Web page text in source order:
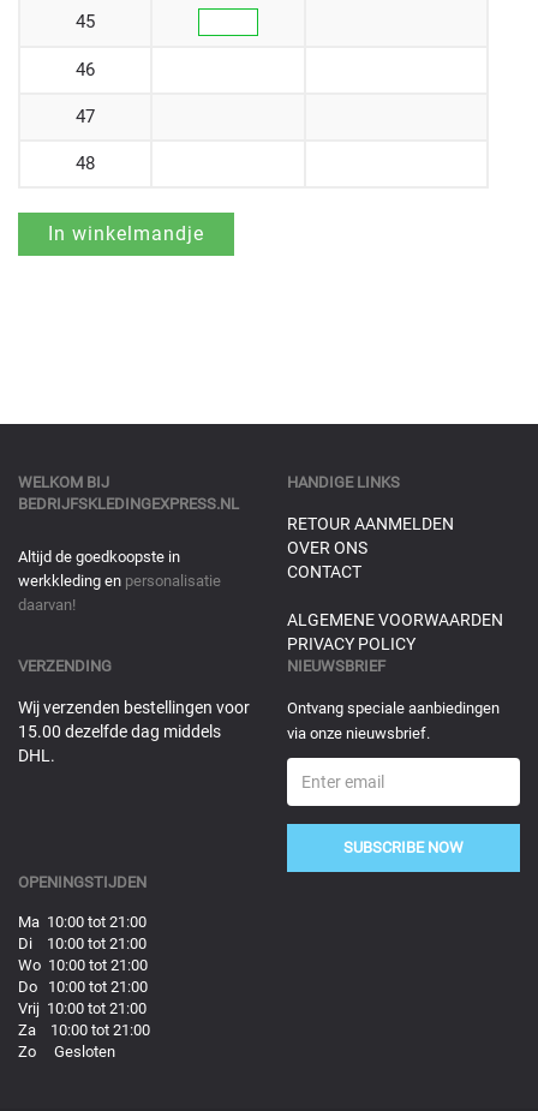
45
46
47
48
WELKOM BIJ
BEDRIJFSKLEDINGEXPRESS.NL
Altijd de goedkoopste in
werkkleding en personalisatie
daarvan!
HANDIGE LINKS
RETOUR AANMELDEN
OVER ONS
CONTACT
ALGEMENE VOORWAARDEN
PRIVACY POLICY
VERZENDING
Wij verzenden bestellingen voor
15.00 dezelfde dag middels
DHL.
NIEUWSBRIEF
Ontvang speciale aanbiedingen
via onze nieuwsbrief.
SUBSCRIBE NOW
OPENINGSTIJDEN
Ma 10:00 tot 21:00
Di 10:00 tot 21:00
Wo 10:00 tot 21:00
Do 10:00 tot 21:00
Vrij 10:00 tot 21:00
Za 10:00 tot 21:00
Zo Gesloten